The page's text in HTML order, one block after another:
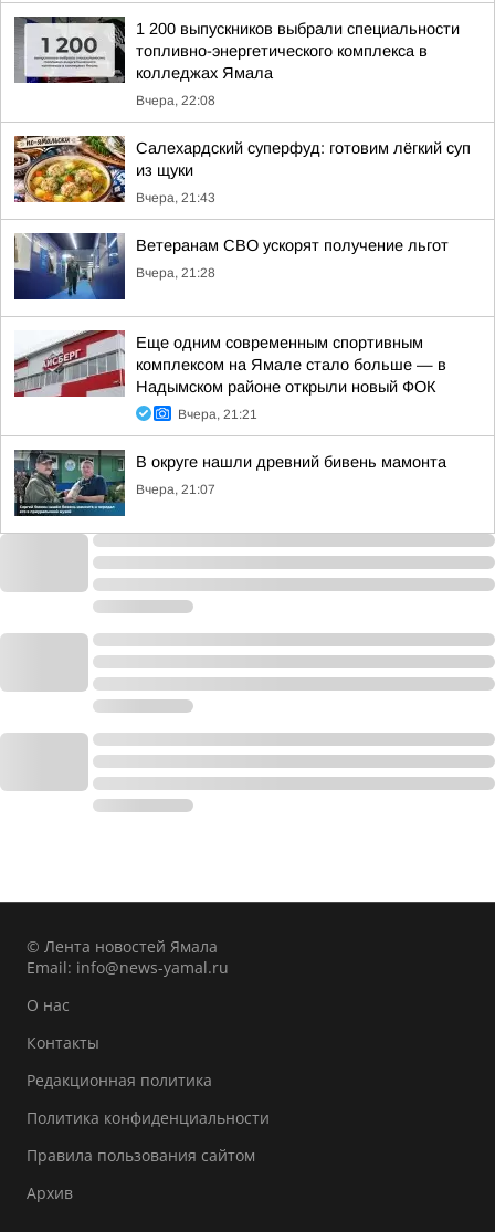
1 200 выпускников выбрали специальности
топливно-энергетического комплекса в
колледжах Ямала
Вчера, 22:08
Салехардский суперфуд: готовим лёгкий суп
из щуки
Вчера, 21:43
Ветеранам СВО ускорят получение льгот
Вчера, 21:28
Еще одним современным спортивным
комплексом на Ямале стало больше — в
Надымском районе открыли новый ФОК
Вчера, 21:21
В округе нашли древний бивень мамонта
Вчера, 21:07
© Лента новостей Ямала
Email: info@news-yamal.ru
О нас
Контакты
Редакционная политика
Политика конфиденциальности
Правила пользования сайтом
Архив